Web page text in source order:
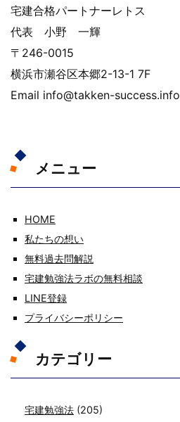
宅建合格パートナーレトス
代表 小野 一輝
〒246-0015
横浜市瀬谷区本郷2-13-1 7F
Email info@takken-success.info
メニュー
HOME
私たちの想い
無料過去問解説
宅建勉強法ラボの無料相談
LINE登録
プライバシーポリシー
カテゴリー
宅建勉強法 (205)